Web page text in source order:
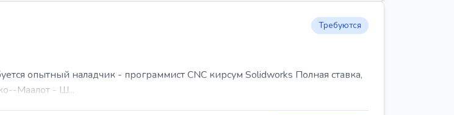
Требуются
опытный наладчик - программист CNC кирсум Solidworks Полная ставка,
Маалот - Ш...